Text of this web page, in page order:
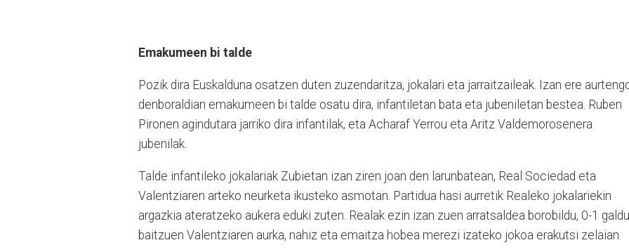
Emakumeen bi talde
Pozik dira Euskalduna osatzen duten zuzendaritza, jokalari eta jarraitzaileak. Izan ere
denboraldian emakumeen bi talde osatu dira, infantiletan bata eta jubeniletan bestea. Ruben
Pironen agindutara jarriko dira infantilak, eta Acharaf Yerrou eta Aritz Valdemorosenera
jubenilak.
Talde infantileko jokalariak Zubietan izan ziren joan den larunbatean, Real Sociedad eta
Valentziaren arteko neurketa ikusteko asmotan. Partidua hasi aurretik Realeko jokalariekin
argazkia ateratzeko aukera eduki zuten. Realak ezin izan zuen arratsaldea borobildu, 0-1 galdu
baitzuen Valentziaren aurka, nahiz eta emaitza hobea merezi izateko jokoa erakutsi zelaian.